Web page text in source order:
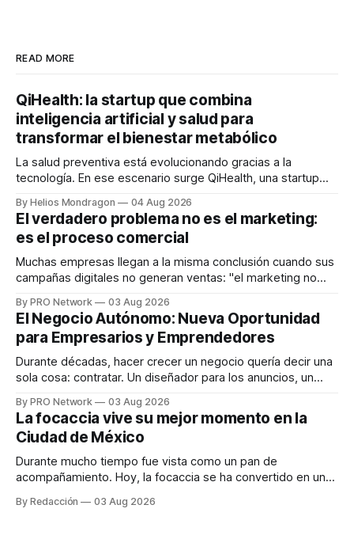
READ MORE
QiHealth: la startup que combina
inteligencia artificial y salud para
transformar el bienestar metabólico
La salud preventiva está evolucionando gracias a la
tecnología. En ese escenario surge QiHealth, una startup
dispositivos inteligentes, inteligencia artificial y monitoreo
en tiempo real para ayudar a las personas a tomar mejores
decisiones sobre su salud metabólica. Su propuesta busca
responder
By Helios Mondragon 04 Aug 2026
El verdadero problema no es el marketing:
es el proceso comercial
Muchas empresas llegan a la misma conclusión cuando sus
campañas digitales no generan ventas: "el marketing no
INTERIUS, el problema suele estar en otro lugar. Durante
una entrevista para el podcast SER PRO, el especialista en
marketing digital explicó que
By PRO Network 03 Aug 2026
El Negocio Autónomo: Nueva Oportunidad
para Empresarios y Emprendedores
Durante décadas, hacer crecer un negocio quería decir una
sola cosa: contratar. Un diseñador para los anuncios, un
para los textos, alguien que supiera de publicidad digital
para encontrar prospectos, un vendedor para atender
llamadas y mensajes, y —con suerte— una persona
By PRO Network 03 Aug 2026
La focaccia vive su mejor momento en la
Ciudad de México
Durante mucho tiempo fue vista como un pan de
acompañamiento. Hoy, la focaccia se ha convertido en uno
artesanal, ingredientes de calidad y experiencias que
By Redacción 03 Aug 2026